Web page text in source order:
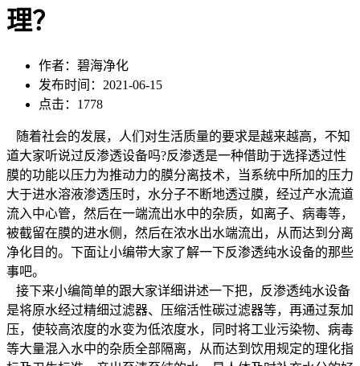
理？
作者：碧海净化
发布时间：2021-06-15
点击：1778
随着社会的发展，人们对生活质量的要求是越来越高，不知
道大家听说过反渗透设备吗?反渗透是一种借助于选择透过性
膜的功能以压力为推动力的膜分离技术，当系统中所加的压力
大于进水溶液渗透压时，水分子不断地透过膜，经过产水流道
流入中心管，然后在一端流出水中的杂质，如离子、病毒等，
被截留在膜的进水侧，然后在浓水出水端流出，从而达到分离
净化目的。下面让小编带大家了解一下反渗透纯水设备的那些
事吧。
接下来小编简单的跟大家详细讲述一下把，反渗透纯水设备
是将原水经过精细过滤器、压缩活性碳过滤器等，再通过泵加
压，使较高浓度的水变为低浓度水，同时将工业污染物、病毒
等大量混入水中的杂质全部隔离，从而达到饮用规定的理化指